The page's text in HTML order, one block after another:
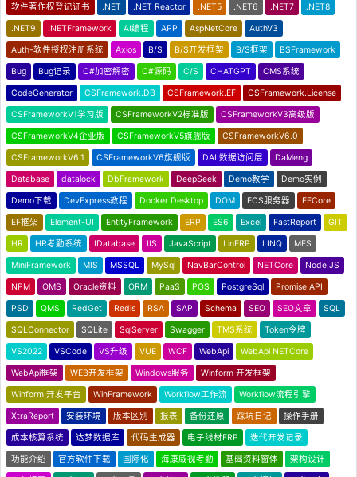
软件著作权登记证书 .NET .NET Reactor .NET5 .NET6 .NET7 .NET8
.NET9 .NETFramework AI编程 APP AspNetCore AuthV3
Auth-软件授权注册系统 Axios B/S B/S开发框架 B/S框架 BSFramework
Bug Bug记录 C#加密解密 C#源码 C/S CHATGPT CMS系统
CodeGenerator CSFramework.DB CSFramework.EF CSFramework.License
CSFrameworkV1学习版 CSFrameworkV2标准版 CSFrameworkV3高级版
CSFrameworkV4企业版 CSFrameworkV5旗舰版 CSFrameworkV6.0
CSFrameworkV6.1 CSFrameworkV6旗舰版 DAL数据访问层 DaMeng
Database datalock DbFramework DeepSeek Demo教学 Demo实例
Demo下载 DevExpress教程 Docker Desktop DOM ECS服务器 EFCore
EF框架 Element-UI EntityFramework ERP ES6 Excel FastReport GIT
HR HR考勤系统 IDatabase IIS JavaScript LinERP LINQ MES
MiniFramework MIS MSSQL MySql NavBarControl NETCore Node.JS
NPM OMS Oracle资料 ORM PaaS POS PostgreSql Promise API
PSD QMS RedGet Redis RSA SAP Schema SEO SEO文章 SQL
SQLConnector SQLite SqlServer Swagger TMS系统 Token令牌
VS2022 VSCode VS升级 VUE WCF WebApi WebApi NETCore
WebApi框架 WEB开发框架 Windows服务 Winform 开发框架
Winform 开发平台 WinFramework Workflow工作流 Workflow流程引擎
XtraReport 安装环境 版本区别 报表 备份还原 踩坑日记 操作手册
成本核算系统 达梦数据库 代码生成器 电子线材ERP 迭代开发记录
功能介绍 官方软件下载 国际化 海康威视考勤 基础资料窗体 架构设计